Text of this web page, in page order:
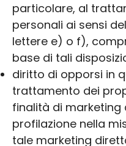
particolare, al
personali ai sensi
lettere e) o f),
base di tali
diritto di opporsi in
trattamento dei
finalità di
profilazione nella
tale marketing